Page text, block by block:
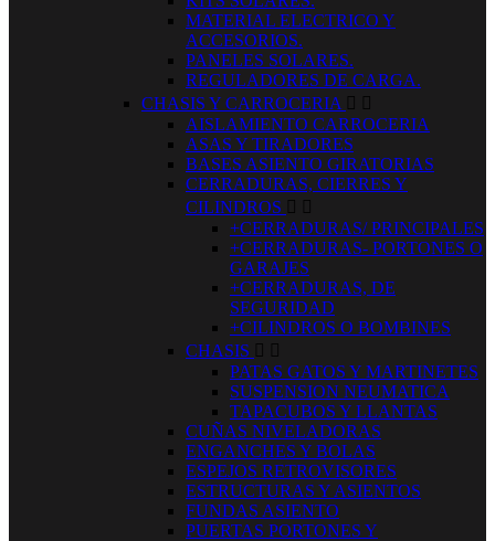
MATERIAL ELECTRICO Y
ACCESORIOS.
PANELES SOLARES.
REGULADORES DE CARGA.
CHASIS Y CARROCERIA  
AISLAMIENTO CARROCERIA
ASAS Y TIRADORES
BASES ASIENTO GIRATORIAS
CERRADURAS, CIERRES Y
CILINDROS  
+CERRADURAS/ PRINCIPALES
+CERRADURAS- PORTONES O
GARAJES
+CERRADURAS, DE
SEGURIDAD
+CILINDROS O BOMBINES
CHASIS  
PATAS GATOS Y MARTINETES
SUSPENSION NEUMATICA
TAPACUBOS Y LLANTAS
CUÑAS NIVELADORAS
ENGANCHES Y BOLAS
ESPEJOS RETROVISORES
ESTRUCTURAS Y ASIENTOS
FUNDAS ASIENTO
PUERTAS PORTONES Y